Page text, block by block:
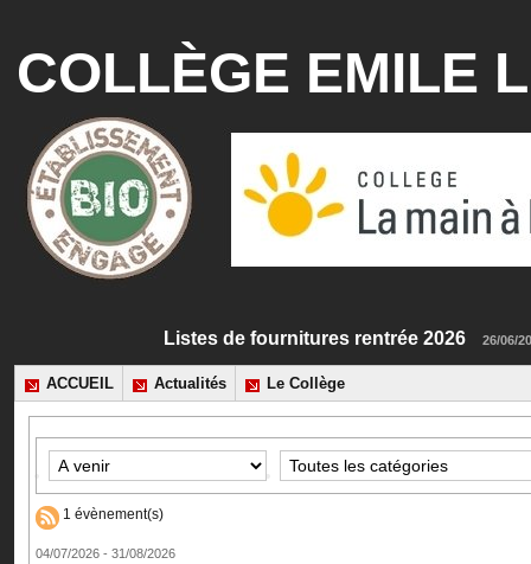
COLLÈGE EMILE
Listes de fournitures rentrée 2026
ACCUEIL Actualités Le Collège
1 évènement(s)
04/07/2026 - 31/08/2026